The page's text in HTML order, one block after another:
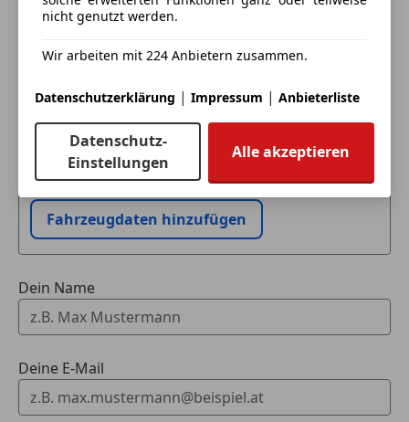
Eintauschwagen: Kaufen und verkaufen in nur einem
Schritt
Ich möchte mein Auto in Zahlung geben
Fahrzeugdaten hinzufügen
Dein Name
Deine E-Mail
nicht genutzt werden.
Wir arbeiten mit 224 Anbietern zusammen.
Datenschutzerklärung | Impressum | Anbieterliste
Datenschutz-
Einstellungen
Alle akzeptieren